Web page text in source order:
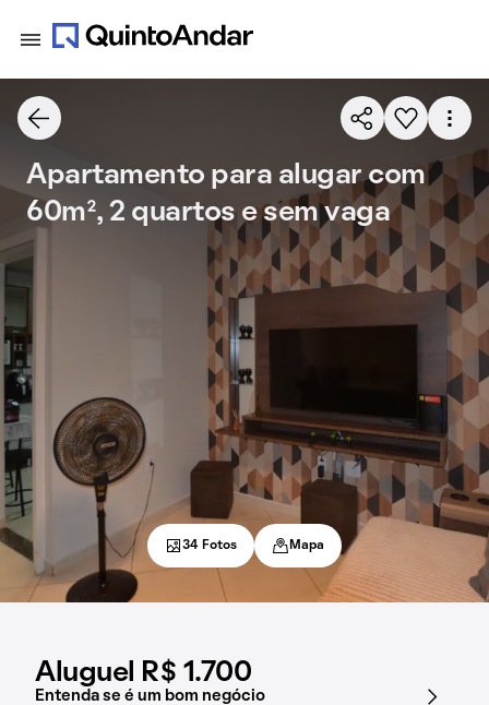
Aluguel R$ 1.700
Entenda se é um bom negócio
Apartamento para alugar com
60m², 2 quartos e sem vaga
34 Fotos Mapa